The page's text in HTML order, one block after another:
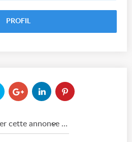
PROFIL
Marquer cette annonce comme...